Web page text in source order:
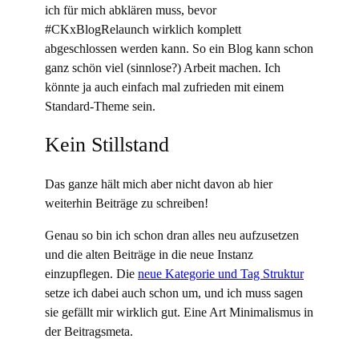
ich für mich abklären muss, bevor
#CKxBlogRelaunch wirklich komplett
abgeschlossen werden kann. So ein Blog kann schon
ganz schön viel (sinnlose?) Arbeit machen. Ich
könnte ja auch einfach mal zufrieden mit einem
Standard-Theme sein.
Kein Stillstand
Das ganze hält mich aber nicht davon ab hier
weiterhin Beiträge zu schreiben!
Genau so bin ich schon dran alles neu aufzusetzen
und die alten Beiträge in die neue Instanz
einzupflegen. Die neue Kategorie und Tag Struktur
setze ich dabei auch schon um, und ich muss sagen
sie gefällt mir wirklich gut. Eine Art Minimalismus in
der Beitragsmeta.